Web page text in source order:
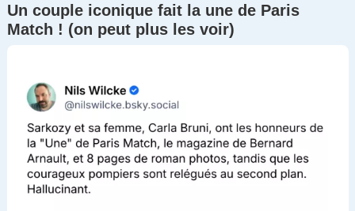
Un couple iconique fait la une de Paris
Match ! (on peut plus les voir)